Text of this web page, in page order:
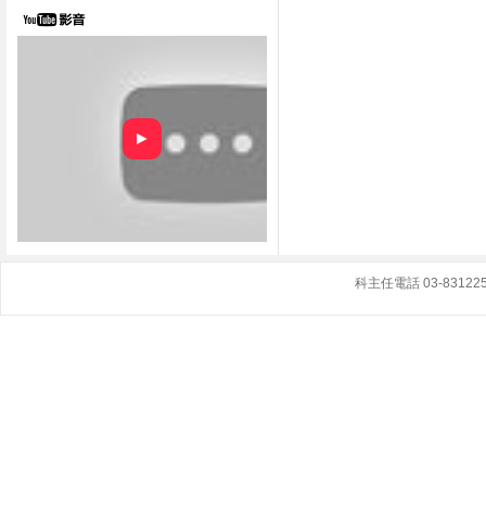
►
科主任電話 03-